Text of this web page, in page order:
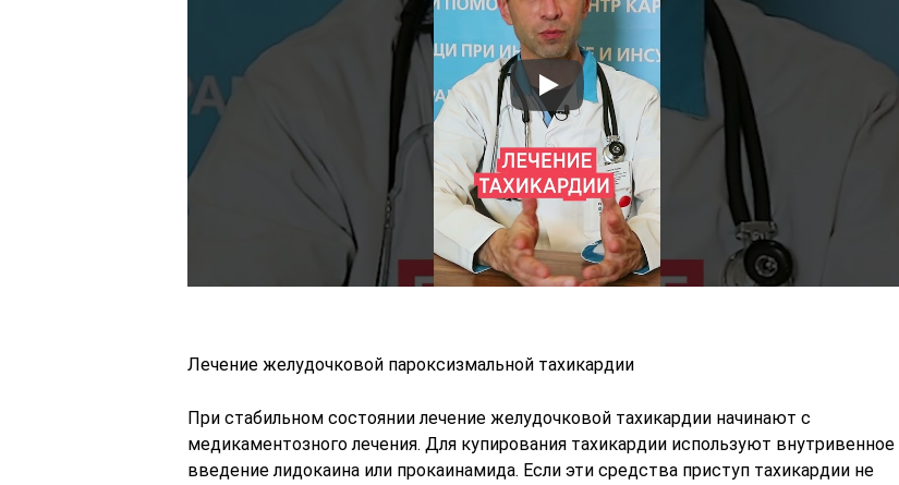
Лечение желудочковой пароксизмальной тахикардии
При стабильном состоянии лечение желудочковой тахикардии начинают с
медикаментозного лечения. Для купирования тахикардии используют внутривенное
введение лидокаина или прокаинамида. Если эти средства приступ тахикардии не